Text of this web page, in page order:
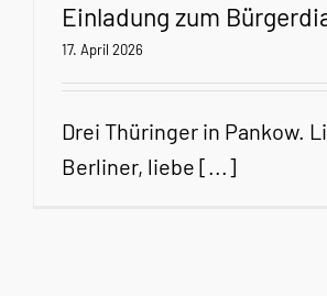
Einladung zum
17. April 2026
Drei Thüringer in Pankow.
Berliner, liebe [...]